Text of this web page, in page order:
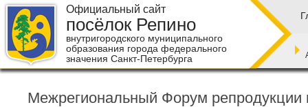
Официальный сайт
посёлок Репино
внутригородского муниципального
образования города федерального
значения Санкт-Петербурга
Межрегиональный Форум репродукции